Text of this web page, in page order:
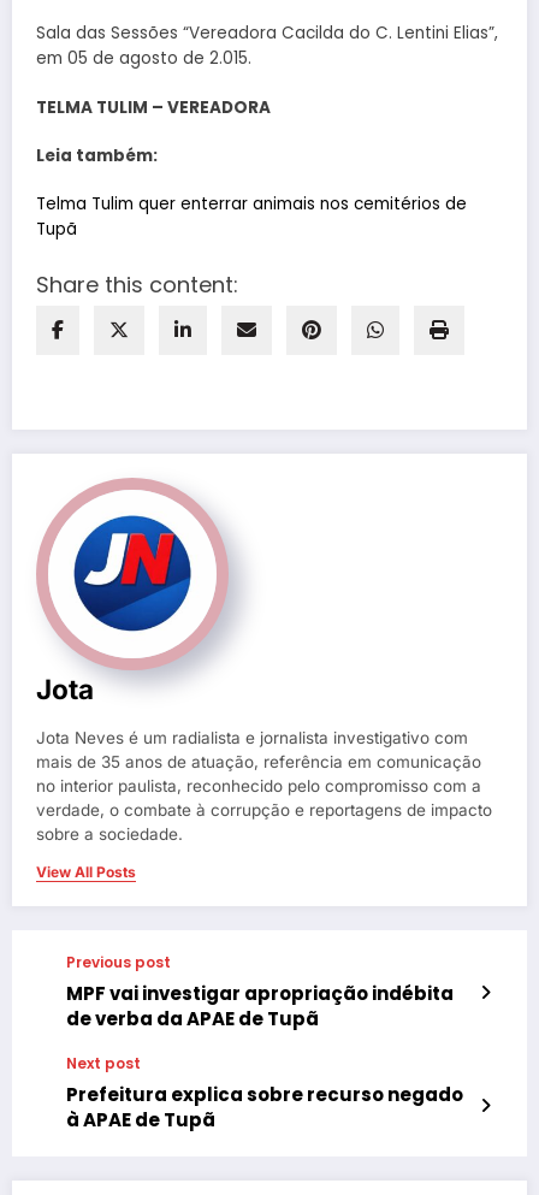
Sala das Sessões “Vereadora Cacilda do C. Lentini Elias”,
em 05 de agosto de 2.015.
TELMA TULIM – VEREADORA
Leia também:
Telma Tulim quer enterrar animais nos cemitérios de
Tupã
Share this content:
Jota
Jota Neves é um radialista e jornalista investigativo com
mais de 35 anos de atuação, referência em comunicação
no interior paulista, reconhecido pelo compromisso com a
verdade, o combate à corrupção e reportagens de impacto
sobre a sociedade.
View All Posts
Previous post
MPF vai investigar apropriação indébita
de verba da APAE de Tupã
Next post
Prefeitura explica sobre recurso negado
à APAE de Tupã